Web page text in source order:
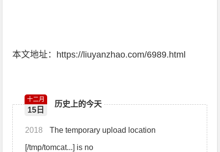
本文地址： https://liuyanzhao.com/6989.html
历史上的今天
十二月
15日
2018 The temporary upload location
[/tmp/tomcat...] is no